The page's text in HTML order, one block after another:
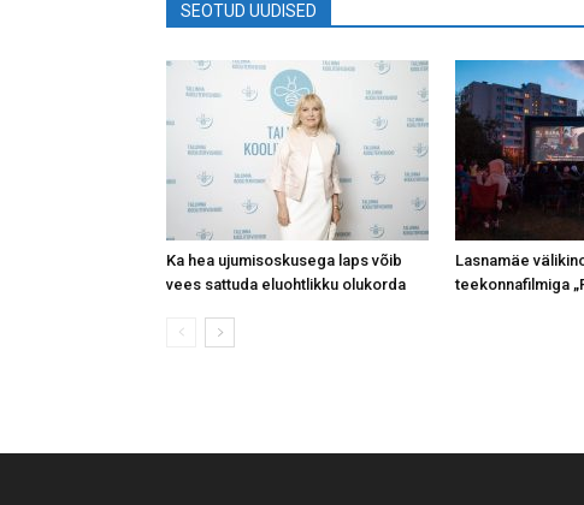
SEOTUD UUDISED
Ka hea ujumisoskusega laps võib
vees sattuda eluohtlikku olukorda
Lasnamäe
teekonnafilmiga